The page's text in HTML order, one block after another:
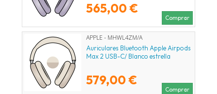
565,00 €
Comprar
APPLE - MHWL4ZM/A
Auriculares Bluetooth Apple Airpods
Max 2 USB-C/ Blanco estrella
579,00 €
Comprar